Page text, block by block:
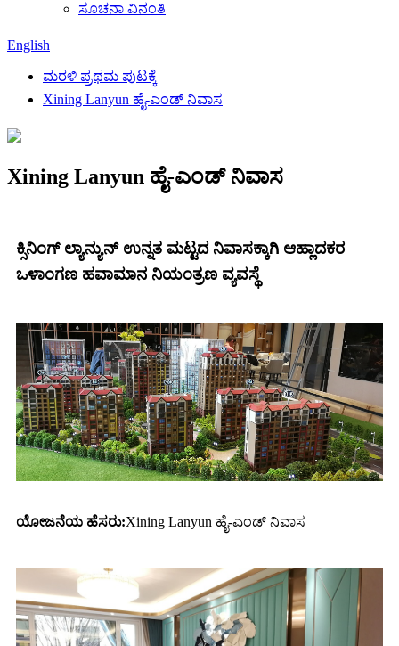
ಸೂಚನಾ ವಿನಂತಿ
English
ಮರಳಿ ಪ್ರಥಮ ಪುಟಕ್ಕೆ
Xining Lanyun ಹೈ-ಎಂಡ್ ನಿವಾಸ
Xining Lanyun ಹೈ-ಎಂಡ್ ನಿವಾಸ
ಕ್ಸಿನಿಂಗ್ ಲ್ಯಾನ್ಯುನ್ ಉನ್ನತ ಮಟ್ಟದ ನಿವಾಸಕ್ಕಾಗಿ ಆಹ್ಲಾದಕರ
ಒಳಾಂಗಣ ಹವಾಮಾನ ನಿಯಂತ್ರಣ ವ್ಯವಸ್ಥೆ
ಯೋಜನೆಯ ಹೆಸರು:Xining Lanyun ಹೈ-ಎಂಡ್ ನಿವಾಸ